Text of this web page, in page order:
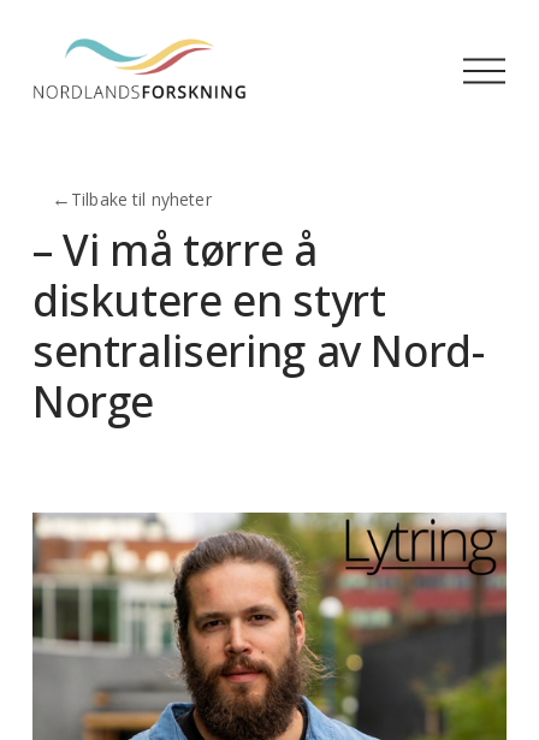
Å
p
← Tilbake til nyheter
– Vi må tørre å
diskutere en styrt
sentralisering av Nord-
Norge